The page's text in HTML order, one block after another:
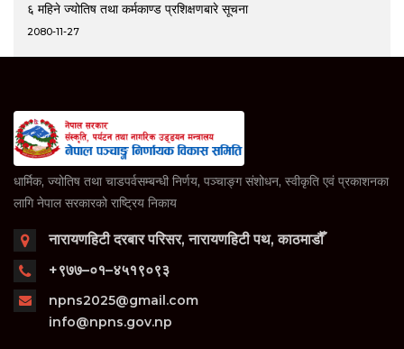
६ महिने ज्योतिष तथा कर्मकाण्ड प्रशिक्षणबारे सूचना
2080-11-27
धार्मिक, ज्योतिष तथा चाडपर्वसम्बन्धी निर्णय, पञ्चाङ्ग संशोधन, स्वीकृति एवं प्रकाशनका
लागि नेपाल सरकारको राष्ट्रिय निकाय
नारायणहिटी दरबार परिसर,नारायणहिटी पथ, काठमाडौँ
+९७७–०१–४५१९०९३
npns2025@gmail.com
info@npns.gov.np